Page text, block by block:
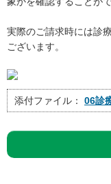
実際のご請求時には診
ございます。
添付ファイル： 06診